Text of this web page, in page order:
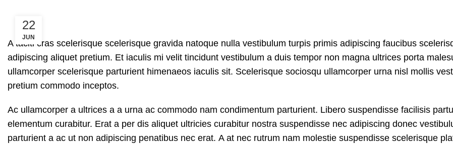
22
JUN
A taciti cras scelerisque scelerisque gravida natoque nulla vestibulum turpis primis adipiscing faucibus
adipiscing aliquet pretium. Et iaculis mi velit tincidunt vestibulum a duis tempor non magna ultrices porta
ullamcorper scelerisque parturient himenaeos iaculis sit. Scelerisque sociosqu ullamcorper urna nisl mollis
pretium commodo inceptos.
Ac ullamcorper a ultrices a a urna ac commodo nam condimentum parturient. Libero suspendisse facilisis
elementum curabitur. Erat a per dis aliquet ultricies curabitur nostra suspendisse nec adipiscing donec
parturient a ac ut non adipiscing penatibus nec erat. A at nec rutrum nam molestie suspendisse scelerisque